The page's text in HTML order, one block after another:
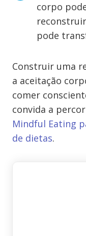
corpo
pode
Construir uma
a aceitação
comer
convida a
Mindful Eating
de dietas.